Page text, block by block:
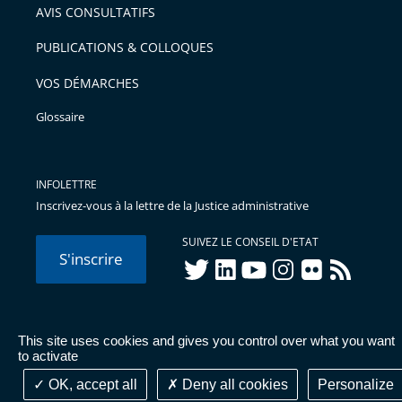
This site uses cookies and gives you control over what you want
to activate
OK, accept all
Deny all cookies Personalize
avant
AVIS CONSULTATIFS
PUBLICATIONS & COLLOQUES
VOS DÉMARCHES
Glossaire
INFOLETTRE
Inscrivez-vous à la lettre de la Justice administrative
S'inscrire
SUIVEZ LE CONSEIL D'ETAT
twitterlinkedInyoutubeinstagram
flickr rss
© Conseil d'État 2026 - Mentions légales
Données
personnelles-Publications administratives-Accessibilité :
partiellement conforme